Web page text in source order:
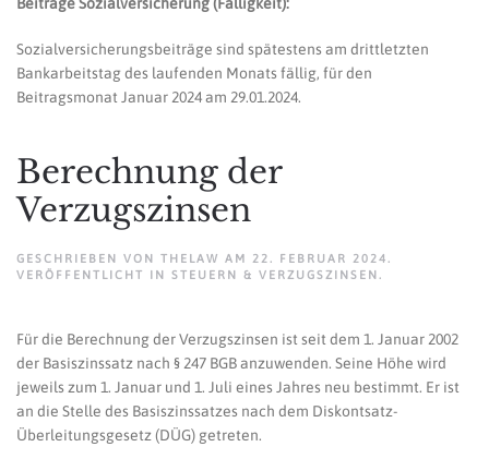
Sozialversicherungsbeiträge sind spätestens am drittletzten
Bankarbeitstag des laufenden Monats fällig, für den
Beitragsmonat Januar 2024 am 29.01.2024.
Berechnung der
Verzugszinsen
GESCHRIEBEN VON THELAW AM 22. FEBRUAR 2024 .
VERÖFFENTLICHT IN STEUERN & VERZUGSZINSEN .
Für die Berechnung der Verzugszinsen ist seit dem 1. Januar 2002
der Basiszinssatz nach § 247 BGB anzuwenden. Seine Höhe wird
jeweils zum 1. Januar und 1. Juli eines Jahres neu bestimmt. Er ist
an die Stelle des Basiszinssatzes nach dem Diskontsatz-
Überleitungsgesetz (DÜG) getreten.